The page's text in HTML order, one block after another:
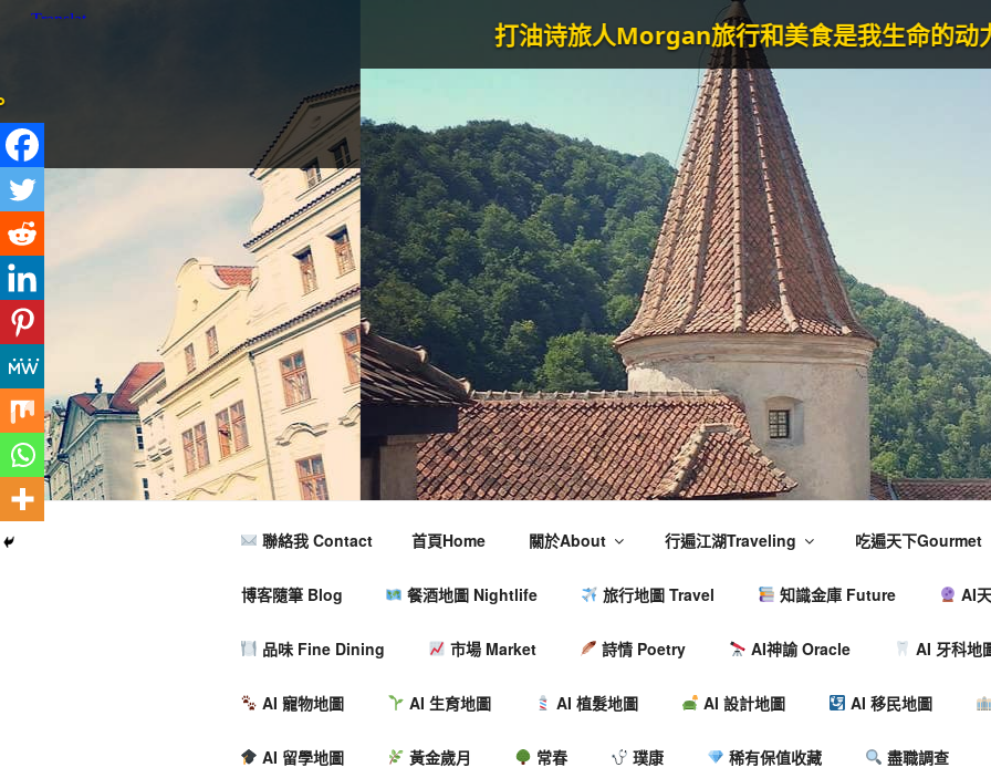
打油诗旅人Morgan旅行和美食是我生命的动力泉源。--
聯絡我 Contact 首頁Home 關於About 行遍江湖Traveling 吃遍天下Gourmet
博客隨筆 Blog 餐酒地圖 Nightlife 旅行地圖 Travel 知識金庫 Future AI
品味 Fine Dining 市場 Market 詩情 Poetry AI神諭 Oracle AI 牙科地
AI 寵物地圖 AI 生育地圖 AI 植髮地圖 AI 設計地圖 AI 移民地圖
AI 留學地圖 黃金歲月 常春 璞康 稀有保值收藏 盡職調查